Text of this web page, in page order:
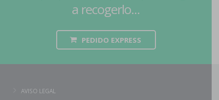
a recogerlo...
PEDIDO EXPRESS
AVISO LEGAL